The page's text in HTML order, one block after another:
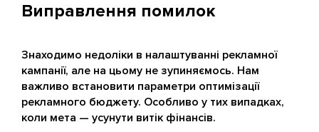
Виправлення помилок
Знаходимо недоліки в налаштуванні рекламної
кампанії, але на цьому не зупиняємось. Нам
важливо встановити параметри оптимізації
рекламного бюджету. Особливо у тих випадках,
коли мета — усунути витік фінансів.